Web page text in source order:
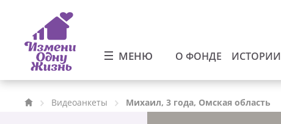
МЕНЮ О ФОНДЕ ИСТОРИИ
Видеоанкеты Михаил, 3 года, Омская область